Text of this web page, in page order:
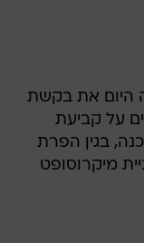
היום את בקשת
על קביעת
בגין הפרת
מיקרוסופט